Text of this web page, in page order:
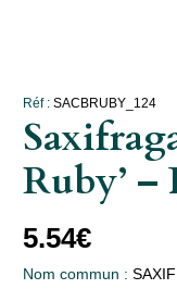
Réf : SACBRUBY_124
Ruby’ –
5.54€
Nom commun :